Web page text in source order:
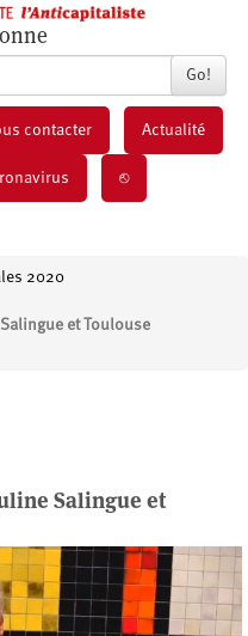
Go!
contacter Actualité
⎋
2020
et Toulouse
Salingue et